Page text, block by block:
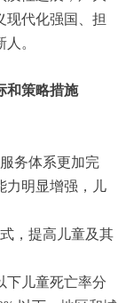
现代化强国、担
。
和策略措施
务体系更加完
力明显增强，儿
，提高儿童及其
下儿童死亡率分